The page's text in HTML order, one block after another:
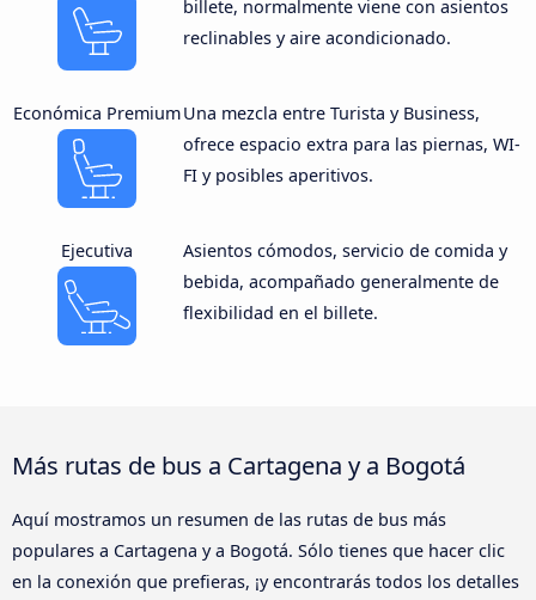
billete, normalmente viene con asientos
reclinables y aire acondicionado.
Económica PremiumUna mezcla entre Turista y Business,
ofrece espacio extra para las piernas, WI-
FI y posibles aperitivos.
Ejecutiva
Asientos cómodos, servicio de comida y
bebida, acompañado generalmente de
flexibilidad en el billete.
Más rutas de bus a Cartagena y a Bogotá
Aquí mostramos un resumen de las rutas de bus más
populares a Cartagena y a Bogotá. Sólo tienes que hacer clic
en la conexión que prefieras, ¡y encontrarás todos los detalles